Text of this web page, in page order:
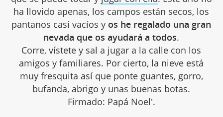
ha llovido apenas, los campos están secos, los
pantanos casi vacíos y os he regalado una gran
nevada que os ayudará a todos.
Corre, vístete y sal a jugar a la calle con los
amigos y familiares. Por cierto, la nieve está
muy fresquita así que ponte guantes, gorro,
bufanda, abrigo y unas buenas botas.
Firmado: Papá Noel'.